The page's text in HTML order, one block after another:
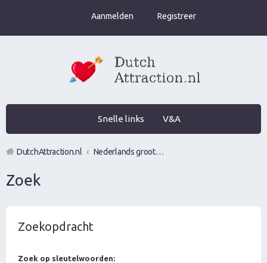
Aanmelden Registreer
Snelle links V&A
DutchAttraction.nl Nederlands grootste Dutch Attraction, Lifestyle, Vrouwen versieren en Pick-Up (PUA) Forum
Zoek
Zoekopdracht
Zoek op sleutelwoorden: